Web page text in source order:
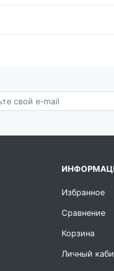
Избранное
Сравнение
Корзина
Личный